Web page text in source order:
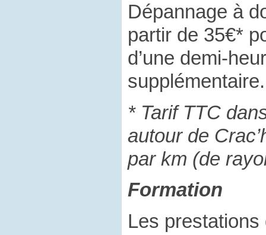
Dépannage à
partir de 35€*
d’une demi-
supplémentaire.
* Tarif TTC
autour de
par km (de
Formation
Les